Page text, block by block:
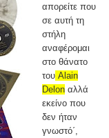
απορείτε που
σε αυτή τη
στήλη
αναφέρομαι
στο θάνατο
του Alain
Delon αλλά
εκείνο που
δεν ήταν
γνωστό΄,